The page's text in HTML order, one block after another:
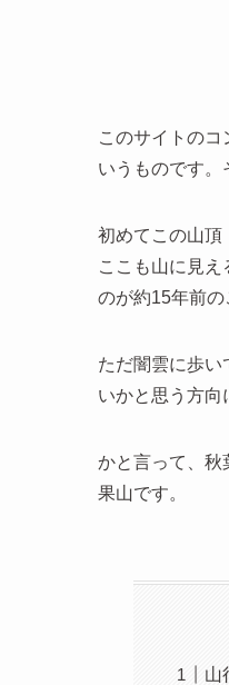
このサイトの
いうものです。
初めてこの山頂
ここも山に見
のが約15年前の
ただ闇雲に歩い
いかと思う方向
かと言って、秋
果山です。
山